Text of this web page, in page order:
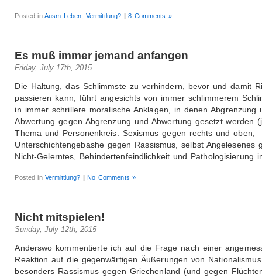
Posted inAusm Leben Vermittlung? | 8 Comments »
Es muß immer jemand anfangen
Friday, July 17th, 2015
Die Haltung, das Schlimmste zu verhindern, bevor und damit
passieren kann, führt angesichts von immer schlimmerem
in immer schrillere moralische Anklagen, in denen Abgrenzung
Abwertung gegen Abgrenzung und Abwertung gesetzt werden
Thema und Personenkreis: Sexismus gegen rechts und oben,
Unterschichtengebashe gegen Rassismus, selbst Angelesenes
Nicht-Gelerntes, Behindertenfeindlichkeit und Pathologisierung
Posted inVermittlung? | No Comments »
Nicht mitspielen!
Sunday, July 12th, 2015
Anderswo kommentierte ich auf die Frage nach einer
Reaktion auf die gegenwärtigen Äußerungen von
besonders Rassismus gegen Griechenland (und gegen